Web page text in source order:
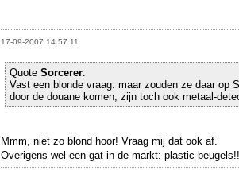
17-09-2007 14:57:11
Quote Sorcerer:
Vast een blonde vraag: maar zouden ze daar op
door de douane komen, zijn toch ook metaal-
Mmm, niet zo blond hoor! Vraag mij dat ook af.
Overigens wel een gat in de markt: plastic beugels!!